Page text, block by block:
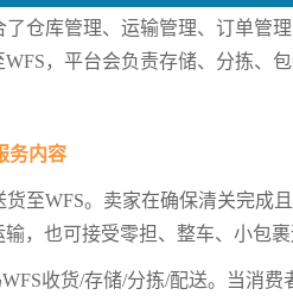
了仓库管理、运输管理、订单管
WFS，平台会负责存储、分拣、
务内容
货至WFS。卖家在确保清关完成
输，也可接受零担、整车、小包
收货/存储/分拣/配送。当消